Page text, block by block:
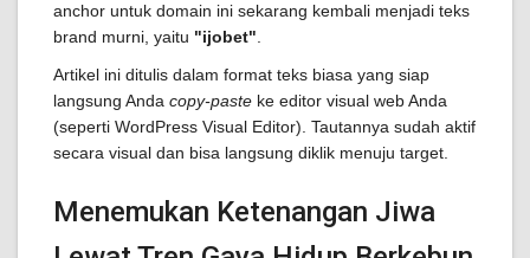
anchor untuk domain ini sekarang kembali menjadi teks
brand murni, yaitu "ijobet"
Artikel ini ditulis dalam format teks biasa yang siap
langsung Anda copy-paste ke editor visual web Anda
(seperti WordPress Visual Editor). Tautannya sudah aktif
secara visual dan bisa langsung diklik menuju target.
Menemukan Ketenangan Jiwa